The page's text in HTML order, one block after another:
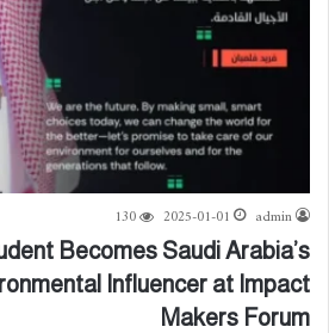
admin
2025-01-01
130
Becomes Saudi Arabia’s
Influencer at Impact
Makers Forum